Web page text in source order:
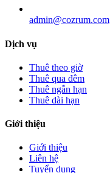
admin@cozrum.com
Dịch vụ
Thuê theo giờ
Thuê qua đêm
Thuê ngắn hạn
Thuê dài hạn
Giới thiệu
Giới thiệu
Liên hệ
Tuyển dụng